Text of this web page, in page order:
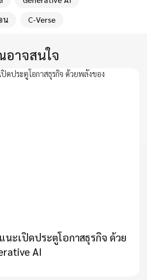
น
C-Verse
อาจสนใจ
ะเปิดประตูโอกาสธุรกิจ ด้วย
AI